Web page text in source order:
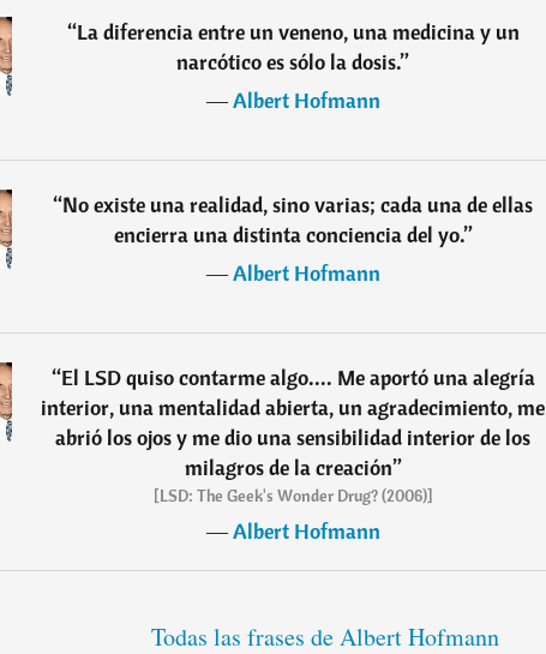
“La diferencia entre un veneno, una medicina y un
narcótico es sólo la dosis.”
―Albert Hofmann
“No existe una realidad, sino varias; cada una de ellas
encierra una distinta conciencia del yo.”
―Albert Hofmann
“El LSD quiso contarme algo.... Me aportó una alegría
interior, una mentalidad abierta, un agradecimiento, me
abrió los ojos y me dio una sensibilidad interior de los
milagros de la creación”
[LSD: The Geek's Wonder Drug? (2006)]
―Albert Hofmann
Todas las frases de Albert Hofmann